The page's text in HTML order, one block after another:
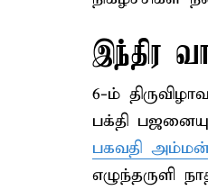
இந்திர
6-ம்
பக்தி
பகவதி
எழுந்தருளி